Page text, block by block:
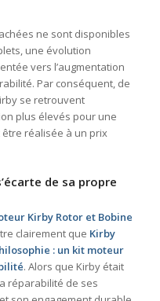
ne sont disponibles
une évolution
vers l’augmentation
Par conséquent, de
se retrouvent
plus élevés pour une
réalisée à un prix
de sa propre
Kirby Rotor et Bobine
clairement que Kirby
: un kit moteur
. Alors que Kirby était
réparabilité de ses